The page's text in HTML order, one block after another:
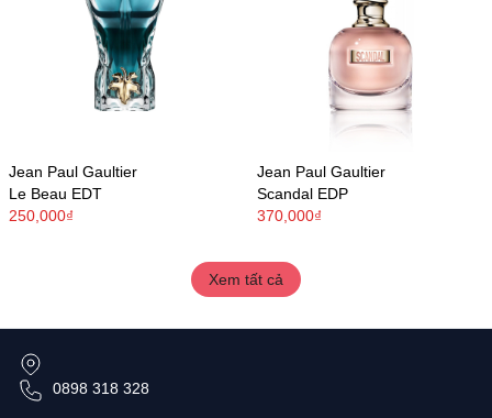
Jean Paul Gaultier
Le Beau EDT
250,000₫
Jean Paul Gaultier
Scandal EDP
370,000₫
Xem tất cả
0898 318 328